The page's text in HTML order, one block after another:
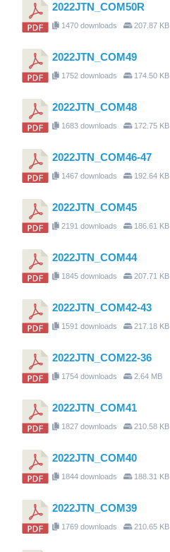
2022JTN_COM50R
1470 downloads 207.87 KB
2022JTN_COM49
1752 downloads 174.50 KB
2022JTN_COM48
1683 downloads 172.75 KB
2022JTN_COM46-47
1467 downloads 192.64 KB
2022JTN_COM45
2191 downloads 186.61 KB
2022JTN_COM44
1845 downloads 207.71 KB
2022JTN_COM42-43
1591 downloads 217.18 KB
2022JTN_COM22-36
1754 downloads 2.64 MB
2022JTN_COM41
1827 downloads 210.58 KB
2022JTN_COM40
1844 downloads 188.31 KB
2022JTN_COM39
1769 downloads 210.65 KB